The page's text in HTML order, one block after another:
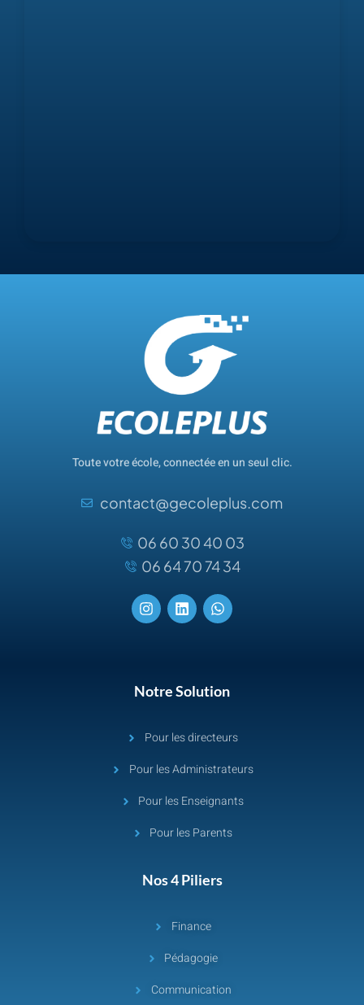
Toute votre école, connectée en un seul clic.
contact@gecoleplus.com
06 60 30 40 03
06 64 70 74 34
Notre Solution
Pour les directeurs
Pour les Administrateurs
Pour les Enseignants
Pour les Parents
Nos 4 Piliers
Finance
Pédagogie
Communication